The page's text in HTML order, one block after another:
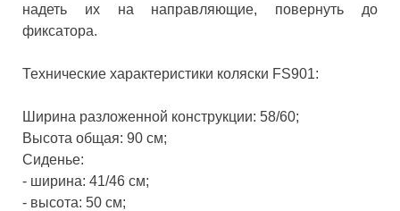
надеть их на направляющие, повернуть до
фиксатора.
Технические характеристики коляски FS901:
Ширина разложенной конструкции: 58/60;
Высота общая: 90 см;
Сиденье:
- ширина: 41/46 см;
- высота: 50 см;